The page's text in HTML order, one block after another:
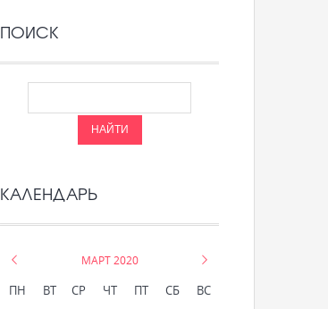
ПОИСК
КАЛЕНДАРЬ
МАРТ 2020
ПН ВТ СР ЧТ ПТ СБ ВС